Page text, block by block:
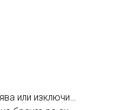
или изключи